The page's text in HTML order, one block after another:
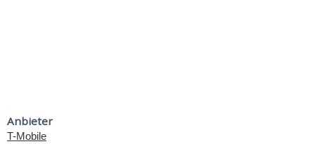
Anbieter
T-Mobile